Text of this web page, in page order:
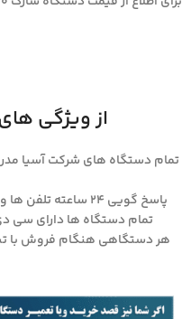
از ویژگی
تمام دستگاه های شرکت آسیا
پاسخ گویی ۲۴ ساعته تلفن ها و همکاری با مشتری ها در همه زمینه ها.
تمام دستگاه ها دارای سی
هر دستگاهی هنگام فروش با